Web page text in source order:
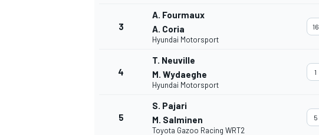
3
A. Fourmaux
A. Coria
Hyundai Motorsport
16
4
T. Neuville
M. Wydaeghe
Hyundai Motorsport
1
5
S. Pajari
M. Salminen
Toyota Gazoo Racing WRT2
5